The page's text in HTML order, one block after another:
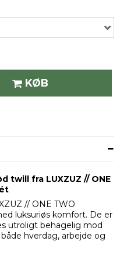
KØB
twill fra LUXZUZ // ONE
// ONE TWO
luksuriøs komfort. De er
utroligt behagelig mod
hverdag, arbejde og